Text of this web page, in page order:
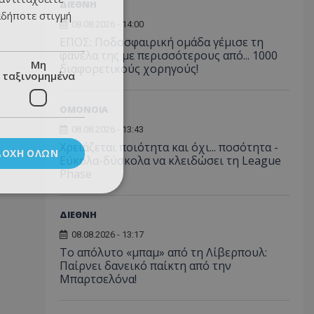
ΔΙΕΘΝΗ
08.08.2026 - 14:00
ΕΠΟΣ: Ποδοσφαιρική ομάδα γέμισε τη
φανέλα της με περισσότερους από... 1000
διαφορετικούς χορηγούς!
08.08.2026 - 13:43
Χρειάζεται ποιότητα και όχι... ποσότητα -
Εύκολα-δύσκολα να κλειδώσει τη League
Phase
ΔΙΕΘΝΗ
08.08.2026 - 13:17
Το απόλυτο «μπαμ» από τη Λίβερπουλ:
Παίρνει δανεικό παίκτη από την
Μπαρτσελόνα!
στιγμή
Μη
ταξινομημένα
ΌΛΩΝ